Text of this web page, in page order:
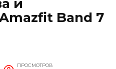
и
Band 7
ПРОСМОТРОВ